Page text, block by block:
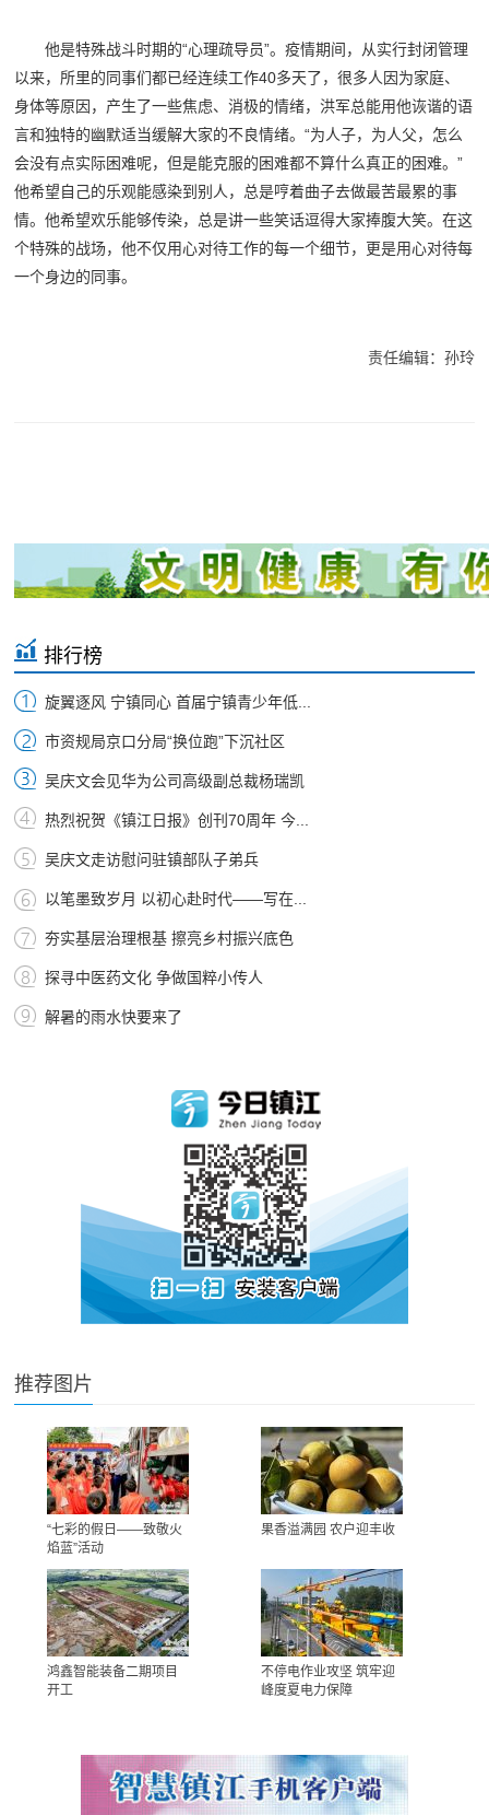
他是特殊战斗时期的“心理疏导员”。疫情期间，从实行封闭管理
以来，所里的同事们都已经连续工作40多天了，很多人因为家庭、
身体等原因，产生了一些焦虑、消极的情绪，洪军总能用他诙谐的语
言和独特的幽默适当缓解大家的不良情绪。“为人子，为人父，怎么
会没有点实际困难呢，但是能克服的困难都不算什么真正的困难。”
他希望自己的乐观能感染到别人，总是哼着曲子去做最苦最累的事
情。他希望欢乐能够传染，总是讲一些笑话逗得大家捧腹大笑。在这
个特殊的战场，他不仅用心对待工作的每一个细节，更是用心对待每
一个身边的同事。
责任编辑：孙玲
排行榜
旋翼逐风 宁镇同心 首届宁镇青少年低...
市资规局京口分局“换位跑”下沉社区
吴庆文会见华为公司高级副总裁杨瑞凯
热烈祝贺《镇江日报》创刊70周年 今...
吴庆文走访慰问驻镇部队子弟兵
以笔墨致岁月 以初心赴时代——写在...
夯实基层治理根基 擦亮乡村振兴底色
探寻中医药文化 争做国粹小传人
解暑的雨水快要来了
推荐图片
“七彩的假日——致敬火
焰蓝”活动
果香溢满园 农户迎丰收
鸿鑫智能装备二期项目
开工
不停电作业攻坚 筑牢迎
峰度夏电力保障